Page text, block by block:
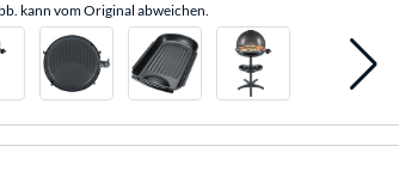
kann vom Original abweichen.